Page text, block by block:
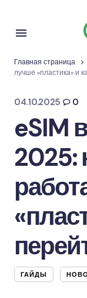
Главная страница
лучше «пластика» и
04.10.2025 0
eSIM
2025:
ГАЙДЫ